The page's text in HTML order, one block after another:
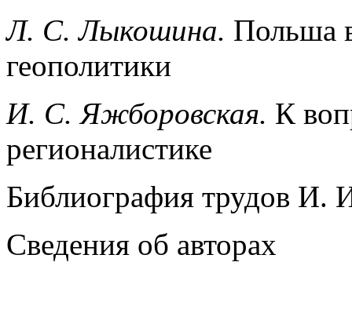
Л. С.Лыкошина. Польша
геополитики
И. С. Яжборовская. К
регионалистике
Библиография трудов И.
Сведения об авторах